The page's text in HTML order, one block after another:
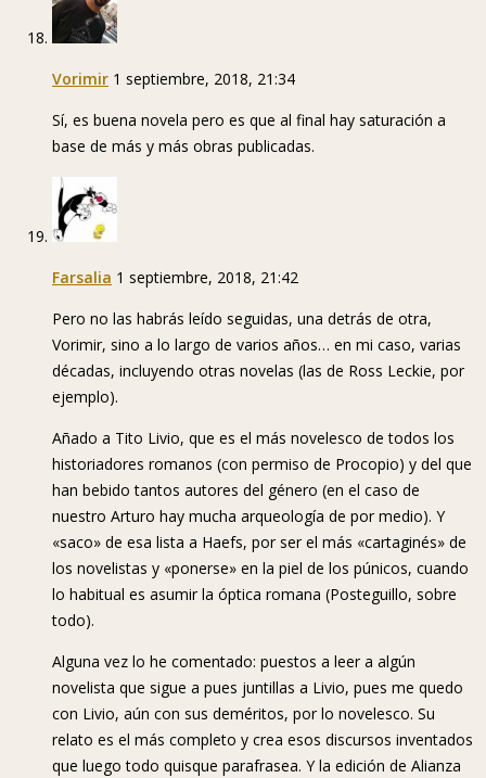
Vorimir 1 septiembre, 2018, 21:34
Sí, es buena novela pero es que al final hay saturación a
base de más y más obras publicadas.
Farsalia 1 septiembre, 2018, 21:42
Pero no las habrás leído seguidas, una detrás de otra,
Vorimir, sino a lo largo de varios años… en mi caso, varias
décadas, incluyendo otras novelas (las de Ross Leckie, por
ejemplo).
Añado a Tito Livio, que es el más novelesco de todos los
historiadores romanos (con permiso de Procopio) y del que
han bebido tantos autores del género (en el caso de
nuestro Arturo hay mucha arqueología de por medio). Y
«saco» de esa lista a Haefs, por ser el más «cartaginés» de
los novelistas y «ponerse» en la piel de los púnicos, cuando
lo habitual es asumir la óptica romana (Posteguillo, sobre
todo).
Alguna vez lo he comentado: puestos a leer a algún
novelista que sigue a pues juntillas a Livio, pues me quedo
con Livio, aún con sus deméritos, por lo novelesco. Su
relato es el más completo y crea esos discursos inventados
que luego todo quisque parafrasea. Y la edición de Alianza